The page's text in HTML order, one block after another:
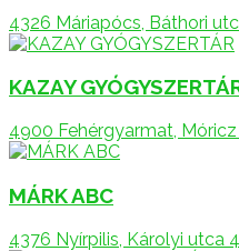
4326 Máriapócs, Báthori
KAZAY
4900 Fehérgyarmat,
MÁRK ABC
4376 Nyírpilis, Károlyi utca